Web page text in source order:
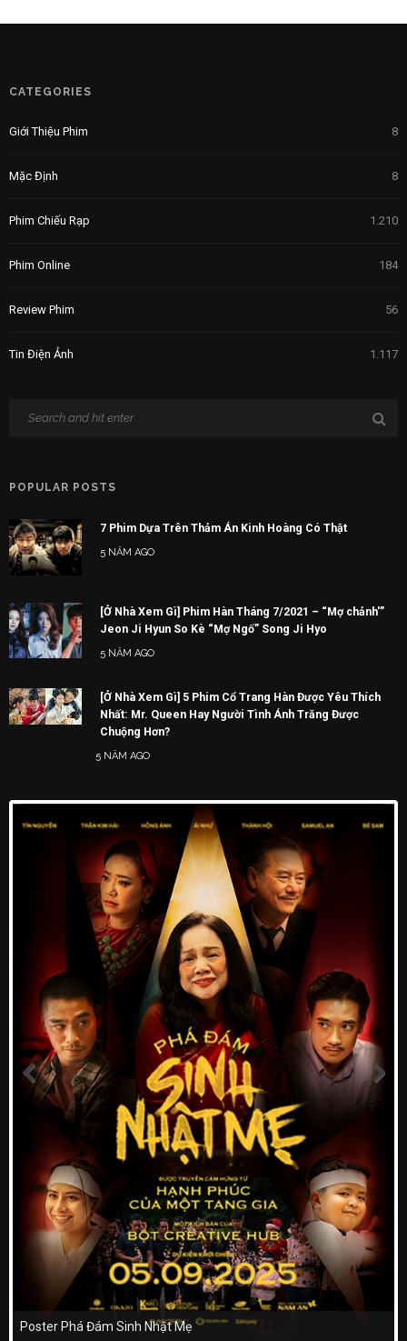
CATEGORIES
Giới Thiệu Phim 8
Mặc Định 8
Phim Chiếu Rạp 1.210
Phim Online 184
Review Phim 56
Tin Điện Ảnh 1.117
POPULAR POSTS
7 Phim Dựa Trên Thảm Án Kinh Hoàng Có Thật
5 NĂM AGO
[Ở Nhà Xem Gì] Phim Hàn Tháng 7/2021 – “Mợ chảnh'”
Jeon Ji Hyun So Kè “Mợ Ngố” Song Ji Hyo
5 NĂM AGO
[Ở Nhà Xem Gì] 5 Phim Cổ Trang Hàn Được Yêu Thích
Nhất: Mr. Queen Hay Người Tình Ánh Trăng Được
Chuộng Hơn?
5 NĂM AGO
Poster Phá Đám Sinh Nhật Mẹ